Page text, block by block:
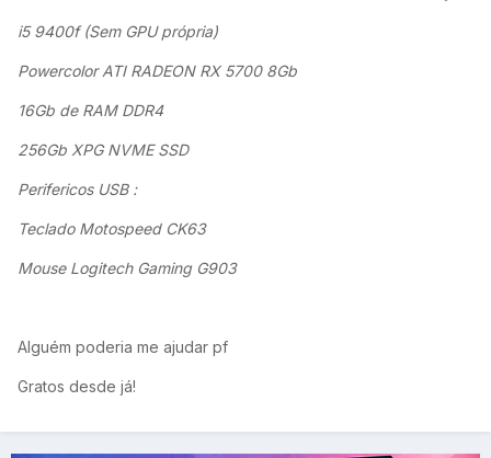
i5 9400f (Sem GPU própria)
Powercolor ATI RADEON RX 5700 8Gb
16Gb de RAM DDR4
256Gb XPG NVME SSD
Perifericos USB :
Teclado Motospeed CK63
Mouse Logitech Gaming G903
Alguém poderia me ajudar pf
Gratos desde já!